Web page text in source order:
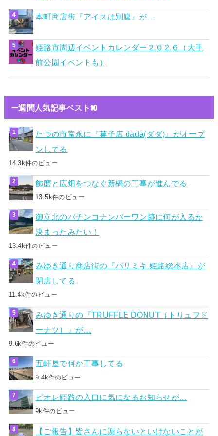
本町商店街『アイスは別腹』が…
姫路市周辺イベントカレンダー２０２６（大手
前公園イベントも）
ー週間人気記事ベスト10
たつの市富永に『菓子店 dada(ダダ)』がオープ
ンしてる
14.3k件のビュー
飾磨と広畑をつなぐ新橋の工事が進んでる
13.5k件のビュー
御立北のパチンコナンバーワン跡に何が入るか
決まったみたい！
13.4k件のビュー
みゆき通り商店街の『パリミキ 姫路総本店』が
閉店してる
11.4k件のビュー
みゆき通りの『TRUFFLE DONUT（トリュフド
ーナツ）』が…
9.6k件のビュー
五軒屋で何か工事してる
9.4k件のビュー
ピオレ姫路の入口に気になるお知らせが…
9k件のビュー
【ご報告】皆さんに謝らないといけないことが